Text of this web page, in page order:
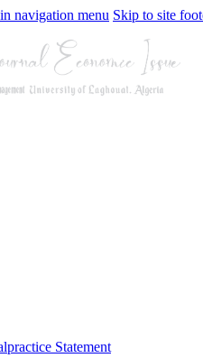
navigation menu Skip to site
Statement